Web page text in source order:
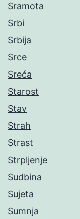
Sramota
Srbi
Srbija
Srce
Sreća
Starost
Stav
Strah
Strast
Strpljenje
Sudbina
Sujeta
Sumnja